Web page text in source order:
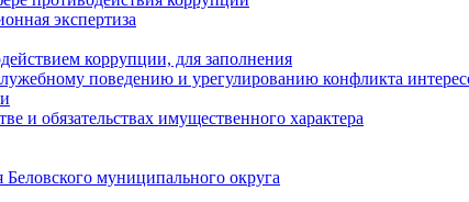
экспертиза
коррупции, для заполнения
поведению и урегулированию конфликта
и обязательствах имущественного характера
Беловского муниципального округа